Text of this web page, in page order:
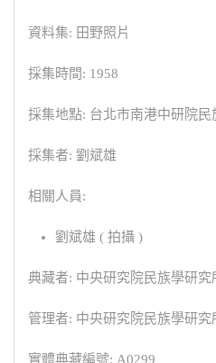
資料集: 田野照片
採集時間: 1958
採集地點: 台北市南港中研院民
採集者: 劉斌雄
相關人員:
劉斌雄 ( 拍攝 )
典藏者: 中央研究院民族學研究
管理者: 中央研究院民族學研究
實體典藏編號: A0299